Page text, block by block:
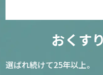
おくす
選ばれ続けて25年以上。